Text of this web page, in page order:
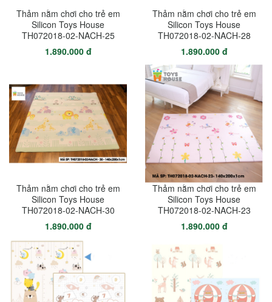
Thảm nằm chơi cho trẻ em
Silicon Toys House
TH072018-02-NACH-25
1.890.000 đ
Thảm nằm chơi cho trẻ em
Silicon Toys House
TH072018-02-NACH-28
1.890.000 đ
Thảm nằm chơi cho trẻ em
Silicon Toys House
TH072018-02-NACH-30
1.890.000 đ
Thảm nằm chơi cho trẻ em
Silicon Toys House
TH072018-02-NACH-23
1.890.000 đ